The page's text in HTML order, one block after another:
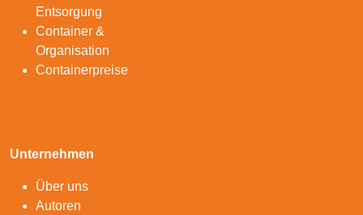
Entsorgung
Container &
Organisation
Containerpreise
Unternehmen
Über uns
Autoren